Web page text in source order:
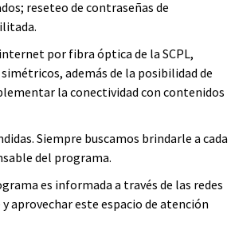
reseteo de contraseñas de
por fibra óptica de la SCPL,
además de la posibilidad de
la conectividad con contenidos
Siempre buscamos brindarle a cada
del programa.
es informada a través de las redes
aprovechar este espacio de atención